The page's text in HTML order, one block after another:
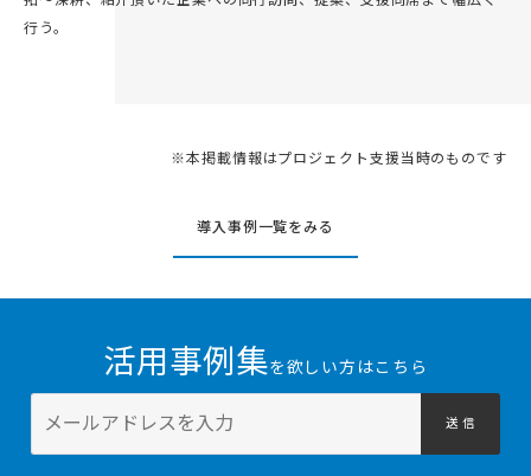
行う。
※本掲載情報はプロジェクト支援当時のものです
導入事例一覧をみる
活用事例集を欲しい方はこちら
送 信